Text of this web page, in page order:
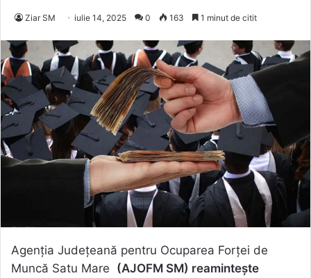
Ziar SM iulie 14, 2025 0 163 1 minut de citit
Agenția Județeană pentru Ocuparea Forței de
Muncă Satu Mare (AJOFM SM) reaminteşte